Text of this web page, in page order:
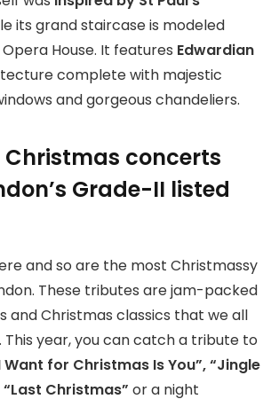
its grand staircase is modeled
House. It features Edwardian
complete with majestic
and gorgeous chandeliers.
concerts
Grade-II listed
and so are the most Christmassy
These tributes are jam-packed
and Christmas classics that we all
This year, you can catch a tribute to
Want for Christmas Is You”, “Jingle
“Last Christmas” or a night